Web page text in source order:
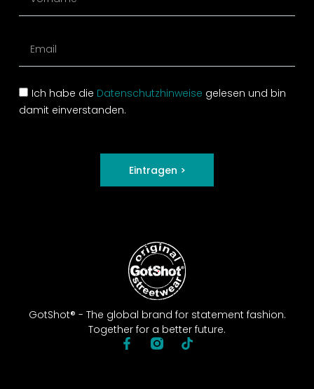
GotShot® - The global brand for statement fashion.
Together for a better future.
Ich habe die Datenschutzhinweise gelesen und bin
damit einverstanden.
Eintragen >